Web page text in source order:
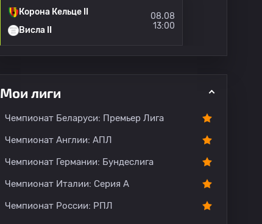
Корона Кельце II
Висла II
08.08
13:00
Мои лиги
Чемпионат Беларуси: Премьер Лига
Чемпионат Англии: АПЛ
Чемпионат Германии: Бундеслига
Чемпионат Италии: Серия А
Чемпионат России: РПЛ